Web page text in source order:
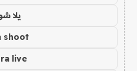
يلا
shoot
live